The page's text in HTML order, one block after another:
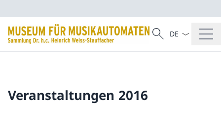
Suche
Suche
Sprach
Veranstaltungen 2016